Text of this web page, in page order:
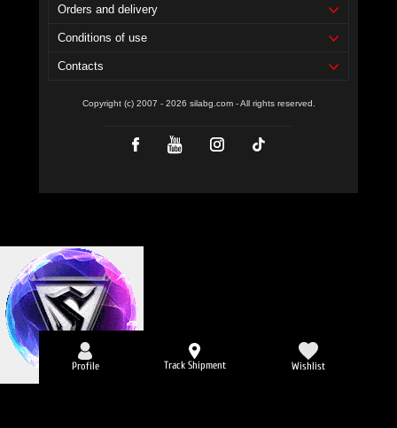
Orders and delivery
Conditions of use
Contacts
Copyright (c) 2007 - 2026 silabg.com - All rights reserved.
Profile Track Shipment Wishlist